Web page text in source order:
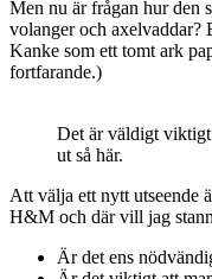
Men nu är frågan hur den
volanger och axelvaddar?
Kanke som ett tomt ark
fortfarande.)
Det är väldigt viktigt
ut så här.
Att välja ett nytt utseende
H&M och där vill jag
Är det ens